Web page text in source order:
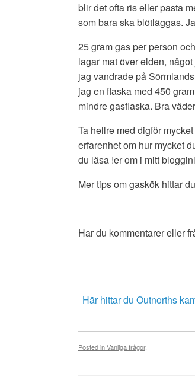
blir det ofta ris eller pasta
som bara ska blötläggas.
25 gram gas per person
lagar mat över elden,
jag vandrade på
jag en flaska med 450
mindre gasflaska. Bra
Ta hellre med digför
erfarenhet om hur mycket
du läsa !er om i mitt
Mer tips om gaskök hittar
Har du kommentarer eller
Här hittar du Outnorths
Posted inVanliga frågor.